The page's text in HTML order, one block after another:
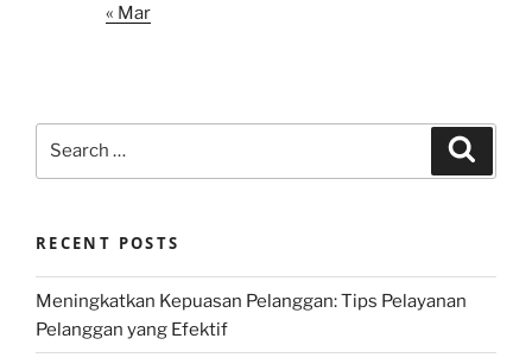
« Mar
RECENT POSTS
Meningkatkan Kepuasan Pelanggan: Tips Pelayanan
Pelanggan yang Efektif